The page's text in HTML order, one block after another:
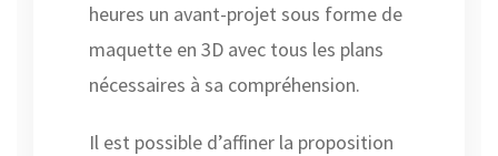
heures un avant-projet sous forme de
maquette en 3D avec tous les plans
nécessaires à sa compréhension.
Il est possible d’affiner la proposition